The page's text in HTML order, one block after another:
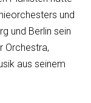
und
und Berlin sein
Orchestra,
aus seinem